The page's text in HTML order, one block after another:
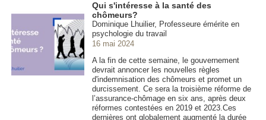
Qui s'intéresse à la santé des
chômeurs?
Dominique Lhuilier, Professeure émérite en
psychologie du travail
16 mai 2024
A la fin de cette semaine, le gouvernement
devrait annoncer les nouvelles règles
d'indemnisation des chômeurs et promet un
durcissement. Ce sera la troisième réforme de
l’assurance-chômage en six ans, après deux
réformes contestées en 2019 et 2023.Ces
dernières ont globalement augmenté la durée